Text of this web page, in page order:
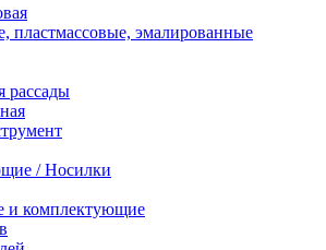
пластмассовые, эмалированные
рассады
/ Носилки
и комплектующие